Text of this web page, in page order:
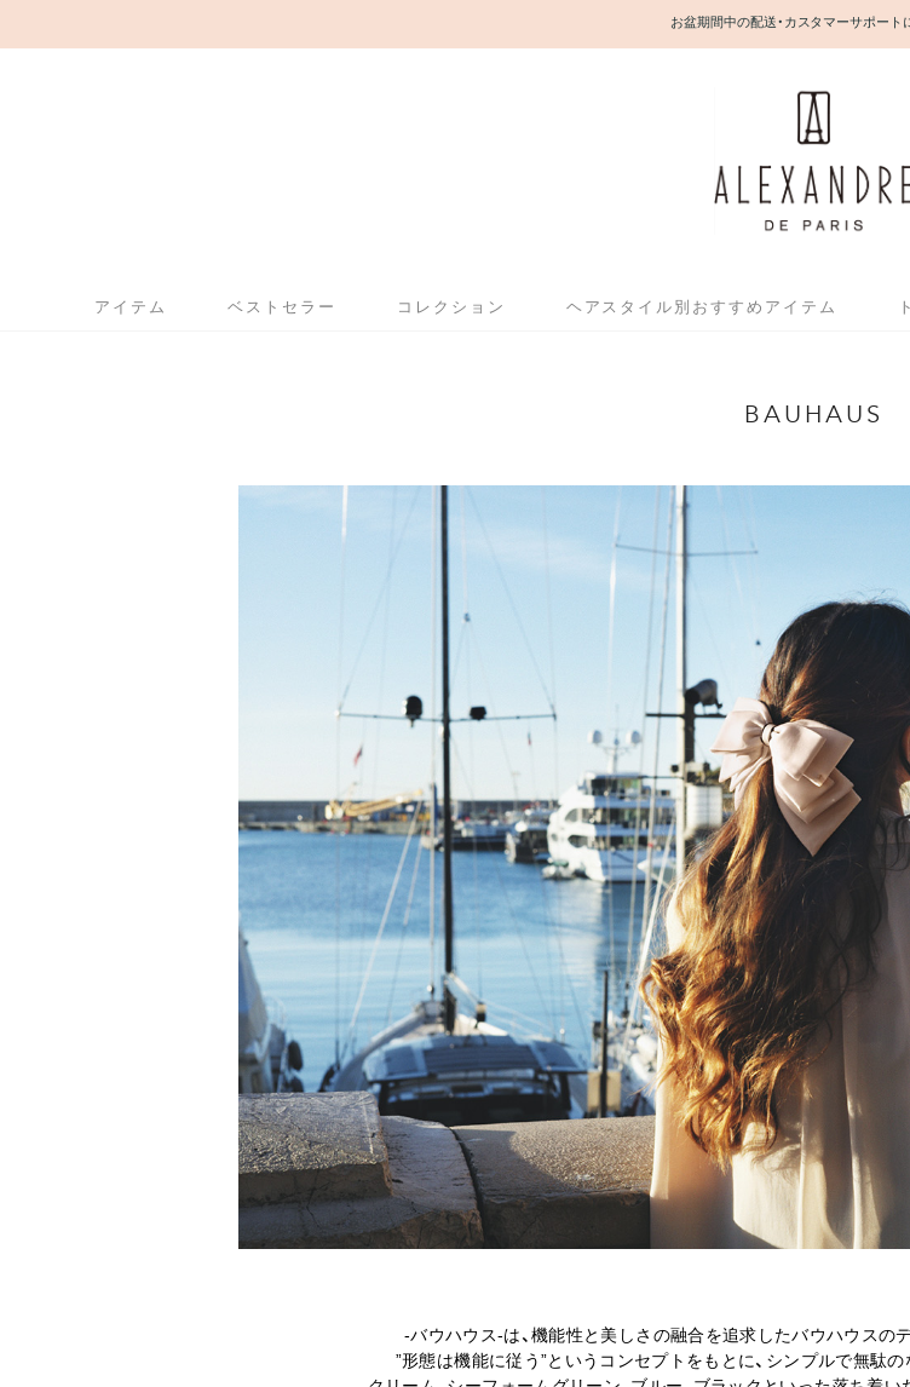
お盆期間中の配送・カスタマーサポート
アイテム ベストセラー コレクション ヘアスタイル別おすすめアイテム
BAUHAUS
-バウハウス-は、機能性と美しさの融合を追求したバウハウスの
”形態は機能に従う”というコンセプトをもとに、シンプルで無駄